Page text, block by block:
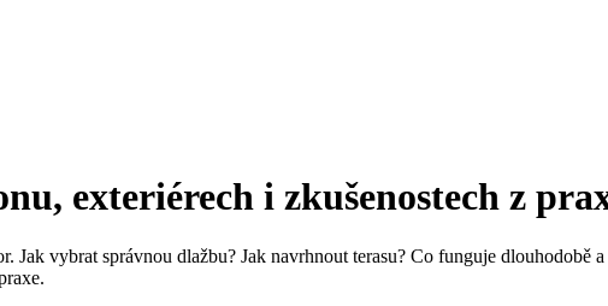
exteriérech i zkušenostech z
vybrat správnou dlažbu? Jak navrhnout terasu? Co funguje dlouhodobě